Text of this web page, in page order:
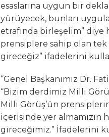
esaslarına uygun bir
yürüyecek, bunları
etrafında birleşelim” diye
prensiplere sahip olan tek
gireceğiz” ifadelerini
“Genel Başkanımız Dr.
“Bizim derdimiz Milli
Milli Görüş’ün
içerisinde yer almamızın
gireceğimiz.” İfadelerini